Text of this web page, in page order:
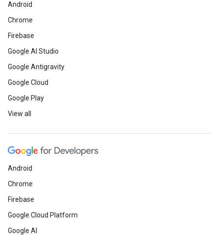
Android
Chrome
Firebase
Google AI Studio
Google Antigravity
Google Cloud
Google Play
View all
Android
Chrome
Firebase
Google Cloud Platform
Google AI